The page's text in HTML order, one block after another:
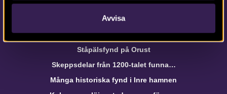
Avvisa
Arkeologerna i media
Arkeologer på jakt efter Getakärr
Ståpälsfynd på Orust
Skeppsdelar från 1200-talet funna…
Många historiska fynd i Inre hamnen